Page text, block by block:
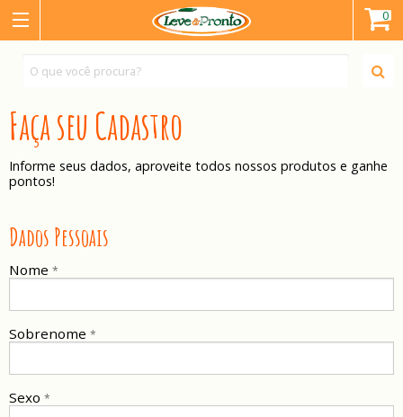
0
Faça seu Cadastro
Informe seus dados, aproveite todos nossos produtos e ganhe
pontos!
Dados Pessoais
Nome *
Sobrenome *
Sexo *